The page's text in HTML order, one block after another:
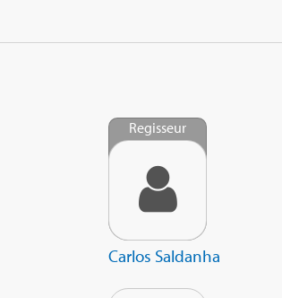
Regisseur
Carlos Saldanha